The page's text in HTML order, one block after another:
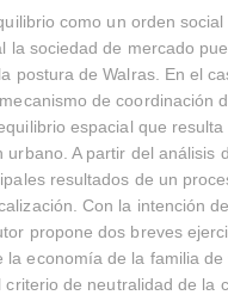
como un orden
la sociedad de mercado
postura de Walras. En el
de coordinación
espacial que
urbano. A partir del análisis
resultados de un
Con la intención
propone dos breves
la economía de la familia
criterio de neutralidad de la